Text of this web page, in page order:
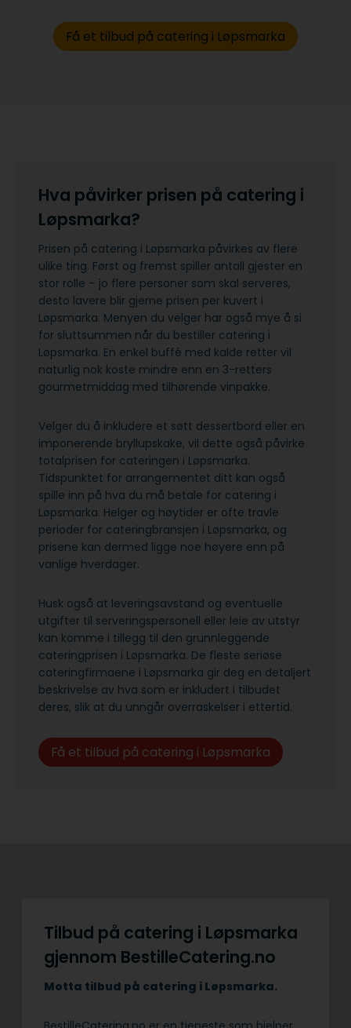
Få et tilbud på catering i Løpsmarka
Hva påvirker prisen på catering i
Løpsmarka?
Prisen på catering i Løpsmarka påvirkes av flere
ulike ting. Først og fremst spiller antall gjester en
stor rolle – jo flere personer som skal serveres,
desto lavere blir gjerne prisen per kuvert i
Løpsmarka. Menyen du velger har også mye å si
for sluttsummen når du bestiller catering i
Løpsmarka. En enkel buffé med kalde retter vil
naturlig nok koste mindre enn en 3-retters
gourmetmiddag med tilhørende vinpakke.
Velger du å inkludere et søtt dessertbord eller en
imponerende bryllupskake, vil dette også påvirke
totalprisen for cateringen i Løpsmarka.
Tidspunktet for arrangementet ditt kan også
spille inn på hva du må betale for catering i
Løpsmarka. Helger og høytider er ofte travle
perioder for cateringbransjen i Løpsmarka, og
prisene kan dermed ligge noe høyere enn på
vanlige hverdager.
Husk også at leveringsavstand og eventuelle
utgifter til serveringspersonell eller leie av utstyr
kan komme i tillegg til den grunnleggende
cateringprisen i Løpsmarka. De fleste seriøse
cateringfirmaene i Løpsmarka gir deg en detaljert
beskrivelse av hva som er inkludert i tilbudet
deres, slik at du unngår overraskelser i ettertid.
Få et tilbud på catering i Løpsmarka
Tilbud på catering i Løpsmarka
gjennom BestilleCatering.no
Motta tilbud på catering i Løpsmarka.